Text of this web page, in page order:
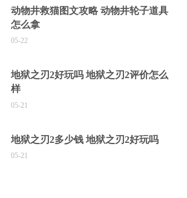
动物井救猫图文攻略 动物井轮子道具
怎么拿
05-22
地狱之刃2好玩吗 地狱之刃2评价怎么
样
05-21
地狱之刃2多少钱 地狱之刃2好玩吗
05-21